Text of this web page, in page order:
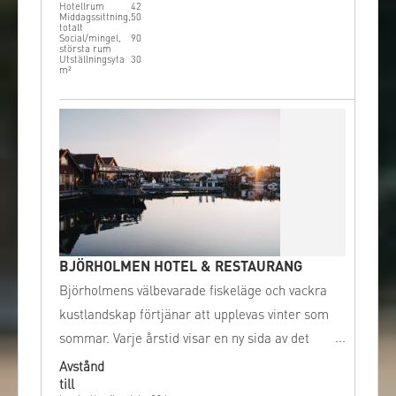
Hotellrum
42
Middagssittning,
totalt
50
Social/mingel,
största rum
90
Utställningsyta
m²
30
BJÖRHOLMEN HOTEL & RESTAURANG
Björholmens välbevarade fiskeläge och vackra
kustlandskap förtjänar att upplevas vinter som
sommar. Varje årstid visar en ny sida av det
dramatiska landskapet med havet och
bohusbergen.
Avstånd
till